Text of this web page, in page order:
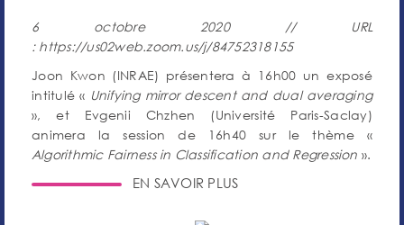
6 octobre 2020 // URL
: https://us02web.zoom.us/j/84752318155
Joon Kwon (INRAE) présentera à 16h00 un exposé
intitulé « Unifying mirror descent and dual averaging
», et Evgenii Chzhen (Université Paris-Saclay)
animera la session de 16h40 sur le thème «
Algorithmic Fairness in Classification and Regression ».
EN SAVOIR PLUS